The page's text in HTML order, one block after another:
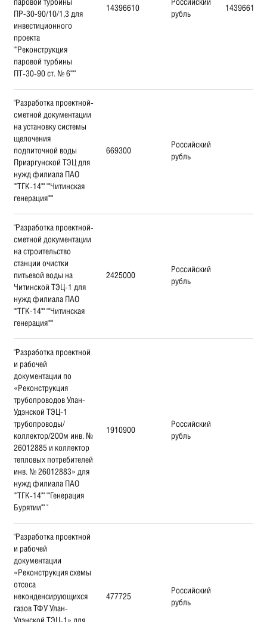
ПР-30-90/10/1,3 для
инвестиционного
проекта
""Реконструкция
паровой турбины
ПТ-30-90 ст. № 6"""
14396610
рубль
14396610
"Разработка проектной-
сметной документации
на установку системы
щелочения
подпиточной воды
Приаргунской ТЭЦ для
нужд филиала ПАО
""ТГК-14"" ""Читинская
генерация"""
669300
Российский
рубль
"Разработка проектной-
сметной документации
на строительство
станции очистки
питьевой воды на
Читинской ТЭЦ-1 для
нужд филиала ПАО
""ТГК-14"" ""Читинская
генерация"""
2425000
Российский
рубль
"Разработка проектной
и рабочей
документации по
«Реконструкция
трубопроводов Улан-
Удэнской ТЭЦ-1
трубопроводы/
коллектор/200м инв. №
26012885 и коллектор
тепловых потребителей
инв. № 26012883» для
нужд филиала ПАО
""ТГК-14"" ""Генерация
Бурятии"" "
1910900
Российский
рубль
"Разработка проектной
и рабочей
документации
«Реконструкция схемы
отсоса
неконденсирующихся
газов ТФУ Улан-
Удэнской ТЭЦ-1» для
477725
Российский
рубль